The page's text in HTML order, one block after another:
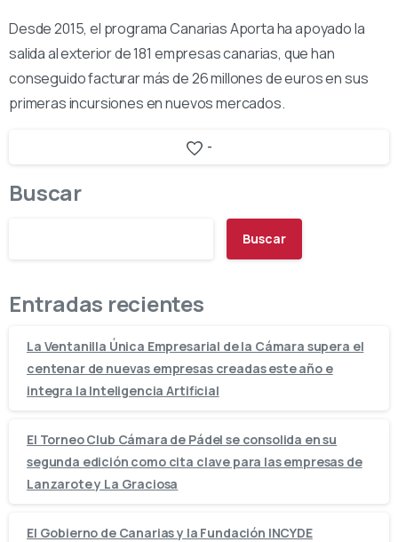
Desde 2015, el programa Canarias Aporta ha apoyado la
salida al exterior de 181 empresas canarias, que han
conseguido facturar más de 26 millones de euros en sus
primeras incursiones en nuevos mercados.
-
Buscar
Buscar
Entradas recientes
La Ventanilla Única Empresarial de la Cámara supera el
centenar de nuevas empresas creadas este año e
integra la Inteligencia Artificial
El Torneo Club Cámara de Pádel se consolida en su
segunda edición como cita clave para las empresas de
Lanzarote y La Graciosa
El Gobierno de Canarias y la Fundación INCYDE